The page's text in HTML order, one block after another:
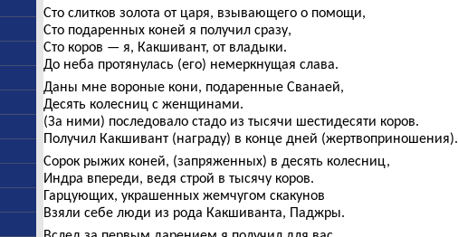
Сто слитков золота от царя, взывающего о помощи,
Сто подаренных коней я получил сразу,
Сто коров — я, Какшивант, от владыки.
До неба протянулась (его) немеркнущая слава.
Даны мне вороные кони, подаренные Сванаей,
Десять колесниц с женщинами.
(За ними) последовало стадо из тысячи шестидесяти коров.
Получил Какшивант (награду) в конце дней (жертвоприношения).
Сорок рыжих коней, (запряженных) в десять колесниц,
Индра впереди, ведя строй в тысячу коров.
Гарцующих, украшенных жемчугом скакунов
Взяли себе люди из рода Какшиванта, Паджры.